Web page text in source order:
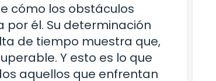
cómo los obstáculos
él. Su determinación
de tiempo muestra que,
Y esto es lo que
aquellos que enfrentan